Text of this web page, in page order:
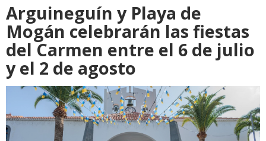
Arguineguín y Playa de
Mogán celebrarán las fiestas
del Carmen entre el 6 de julio
y el 2 de agosto